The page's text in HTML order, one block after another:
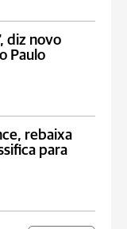
diz novo
Paulo
rebaixa
para